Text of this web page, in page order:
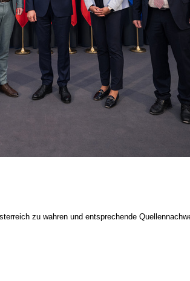
zu wahren und entsprechende